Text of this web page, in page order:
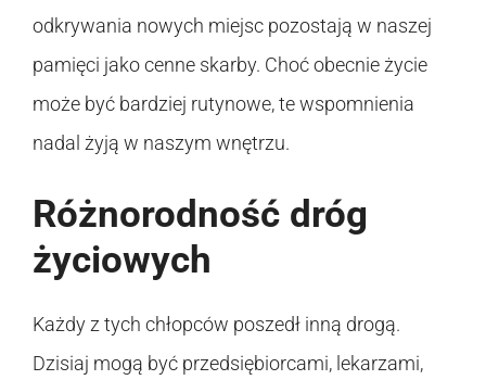
odkrywania nowych miejsc pozostają w naszej
pamięci jako cenne skarby. Choć obecnie życie
może być bardziej rutynowe, te wspomnienia
nadal żyją w naszym wnętrzu.
Różnorodność dróg
życiowych
Każdy z tych chłopców poszedł inną drogą.
Dzisiaj mogą być przedsiębiorcami, lekarzami,